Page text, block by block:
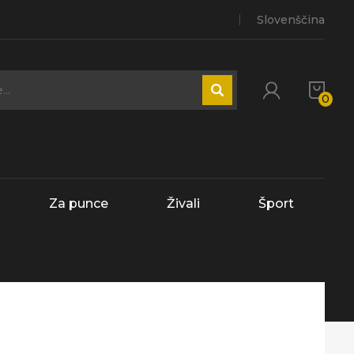
Slovenščina
0
Za punce Živali Šport